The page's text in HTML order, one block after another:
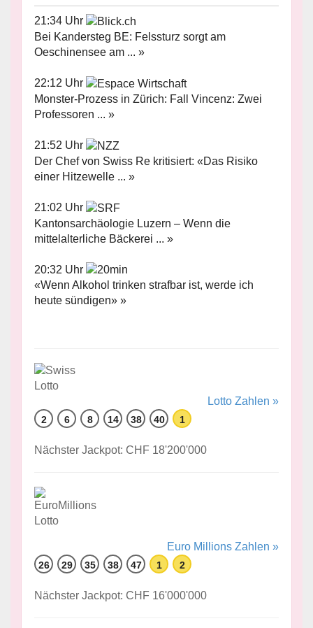
21:34 Uhr
Bei Kandersteg BE: Felssturz sorgt am
Oeschinensee am ... »
22:12 Uhr
Monster-Prozess in Zürich: Fall Vincenz: Zwei
Professoren ... »
21:52 Uhr
Der Chef von Swiss Re kritisiert: «Das Risiko
einer Hitzewelle ... »
21:02 Uhr
Kantonsarchäologie Luzern – Wenn die
mittelalterliche Bäckerei ... »
20:32 Uhr
«Wenn Alkohol trinken strafbar ist, werde ich
heute sündigen» »
Lotto Zahlen »
2 6 8 14 38 40 1
Nächster Jackpot: CHF 18'200'000
Euro Millions Zahlen »
26 29 35 38 47 1 2
Nächster Jackpot: CHF 16'000'000